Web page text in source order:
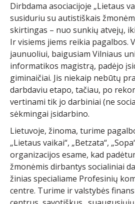
Dirbdama asociacijoje „Lietaus
susiduriu su autistiškais
skirtingas – nuo sunkių atvejų,
Ir visiems jiems reikia pagalbos.
jaunuoliui, baigusiam Vilniaus
informatikos magistrą, padėjo
giminaičiai. Jis niekaip nebūtų
darbdaviu etapo, tačiau, po
vertinami tik jo darbiniai (ne
sėkmingai įsidarbino.
Lietuvoje, žinoma, turime
„Lietaus vaikai“, „Betzata“,
organizacijos esame, kad
žmonėmis dirbantys socialiniai
žinias specialiame Profesinių
centre. Turime ir valstybės